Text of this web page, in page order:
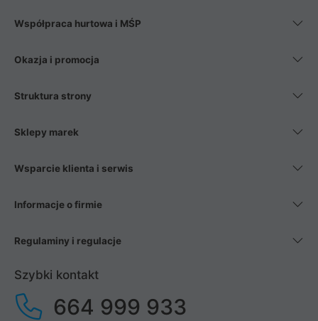
Współpraca hurtowa i MŚP
Okazja i promocja
Struktura strony
Sklepy marek
Wsparcie klienta i serwis
Informacje o firmie
Regulaminy i regulacje
Szybki kontakt
664 999 933